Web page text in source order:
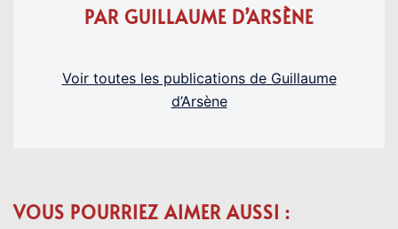
PAR GUILLAUME D’ARSÈNE
Voir toutes les publications de Guillaume
d’Arsène
VOUS POURRIEZ AIMER AUSSI :